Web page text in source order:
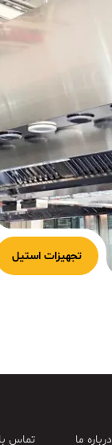
تجهیزات استیل
درباره ما تماس